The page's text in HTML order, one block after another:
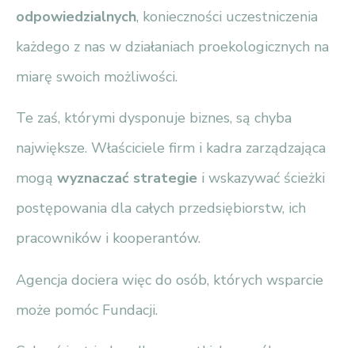
odpowiedzialnych, konieczności uczestniczenia
każdego z nas w działaniach proekologicznych na
miarę swoich możliwości.
Te zaś, którymi dysponuje biznes, są chyba
największe. Właściciele firm i kadra zarządzająca
mogą wyznaczać strategie i wskazywać ścieżki
postępowania dla całych przedsiębiorstw, ich
pracowników i kooperantów.
Agencja dociera więc do osób, których wsparcie
może pomóc Fundacji.